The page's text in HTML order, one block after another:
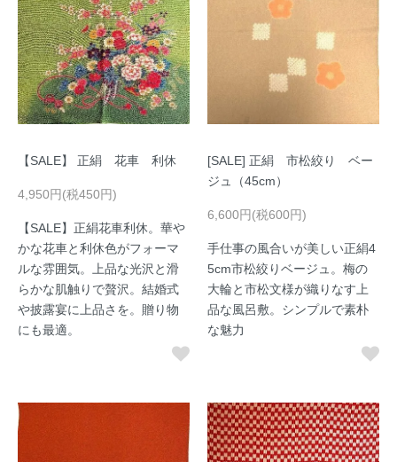
【SALE】 正絹 花車 利休
4,950円(税450円)
【SALE】正絹花車利休。華や
かな花車と利休色がフォーマ
ルな雰囲気。上品な光沢と滑
らかな肌触りで贅沢。結婚式
や披露宴に上品さを。贈り物
にも最適。
[SALE] 正絹 市松絞り ベー
ジュ（45cm）
6,600円(税600円)
手仕事の風合いが美しい正絹4
5cm市松絞りベージュ。梅の
大輪と市松文様が織りなす上
品な風呂敷。シンプルで素朴
な魅力